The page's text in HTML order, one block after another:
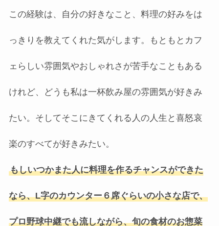
この経験は、自分の好きなこと、料理の好みをは
っきりを教えてくれた気がします。もともとカフ
ェらしい雰囲気やおしゃれさが苦手なこともある
けれど、どうも私は一杯飲み屋の雰囲気が好きみ
たい。そしてそこにきてくれる人の人生と喜怒哀
楽のすべてが好きみたい。
もしいつかまた人に料理を作るチャンスができた
なら、L字のカウンター６席ぐらいの小さな店で、
プロ野球中継でも流しながら、旬の食材のお惣菜